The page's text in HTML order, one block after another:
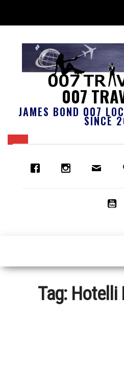
007
JAMES BOND 007
SINCE
Tag: Hotelli